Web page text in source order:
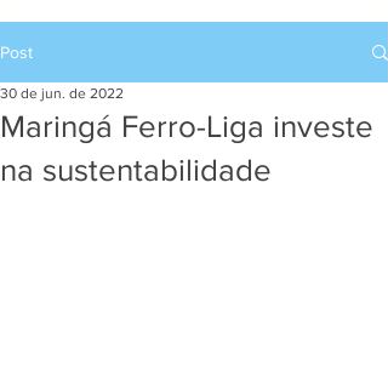
Post
Maringá Ferro-Liga investe
na sustentabilidade
30 de jun. de 2022